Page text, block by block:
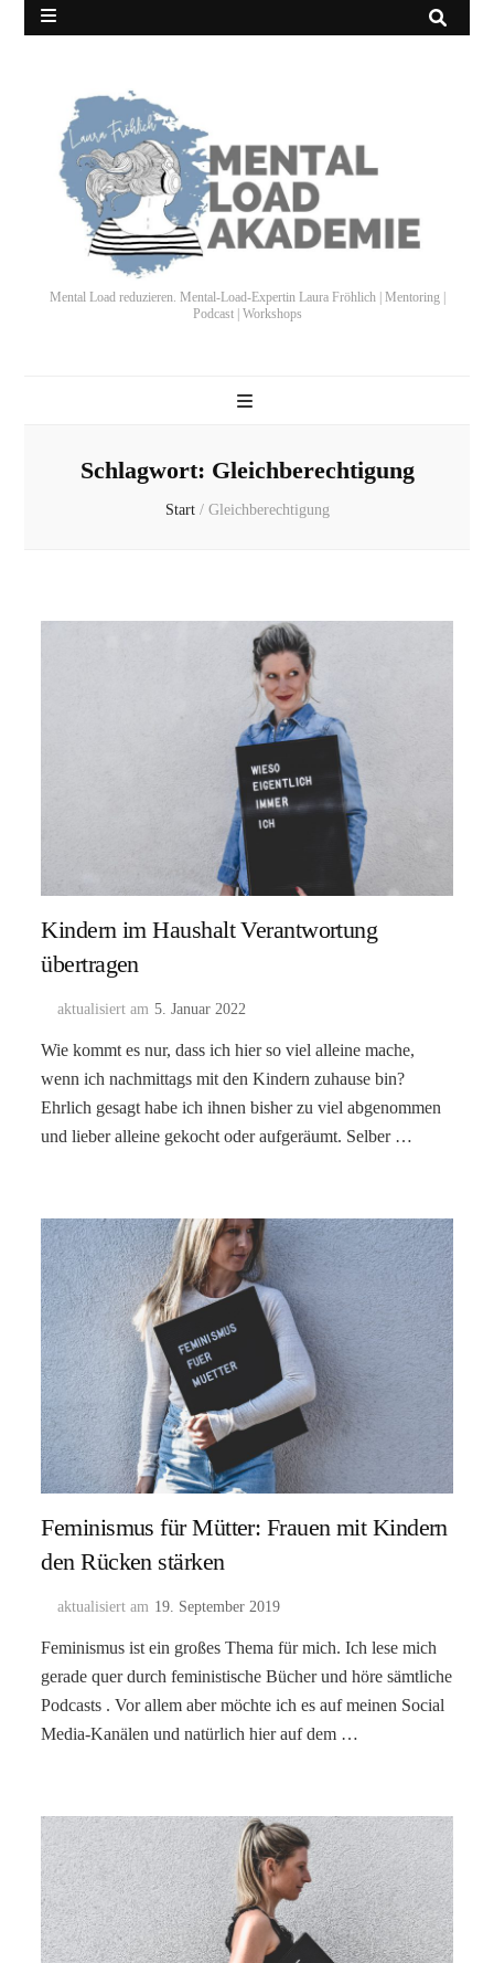
Mental Load reduzieren. Mental-Load-Expertin Laura Fröhlich | Mentoring |
Podcast | Workshops
Schlagwort: Gleichberechtigung
Start / Gleichberechtigung
Kindern im Haushalt Verantwortung
übertragen
aktualisiert am 5. Januar 2022
Wie kommt es nur, dass ich hier so viel alleine mache,
wenn ich nachmittags mit den Kindern zuhause bin?
Ehrlich gesagt habe ich ihnen bisher zu viel abgenommen
und lieber alleine gekocht oder aufgeräumt. Selber …
Feminismus für Mütter: Frauen mit Kindern
den Rücken stärken
aktualisiert am 19. September 2019
Feminismus ist ein großes Thema für mich. Ich lese mich
gerade quer durch feministische Bücher und höre sämtliche
Podcasts . Vor allem aber möchte ich es auf meinen Social
Media-Kanälen und natürlich hier auf dem …